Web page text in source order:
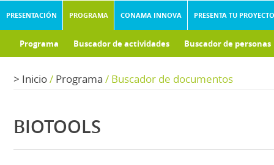
PRESENTACIÓN PROGRAMA CONAMA INNOVA PRESENTA TU PROYECTO
Programa Buscador de actividades Buscador de personas
> Inicio/ Programa / Buscador de documentos
BIOTOOLS